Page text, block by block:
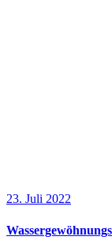
23. Juli 2022